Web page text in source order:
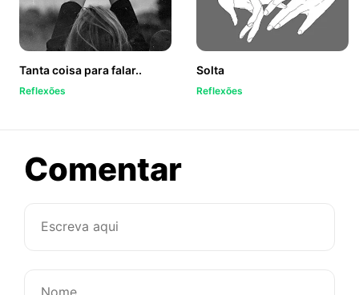
Tanta coisa para falar..
Reflexões
Solta
Reflexões
Comentarsobre